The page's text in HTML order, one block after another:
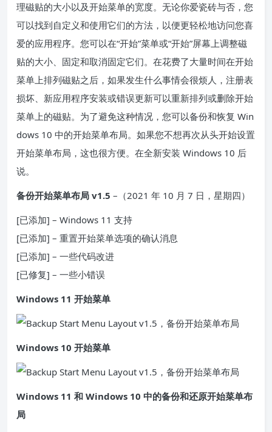
理磁贴的大小以及开始菜单的宽度。无论你爱瓷砖与否，您
可以找到自定义和使用它们的方法，以便更轻松地访问您喜
爱的应用程序。您可以在“开始”菜单或“开始”屏幕上调整磁
贴的大小、固定和取消固定它们。在花费了大量时间在开始
菜单上排列磁贴之后，如果发生什么事情会很烦人，注册表
损坏、新应用程序安装或错误更新可以重新排列或删除开始
菜单上的磁贴。为了避免这种情况，您可以备份和恢复 Win
dows 10 中的开始菜单布局。如果您不想再次从头开始设置
开始菜单布局，这也很方便。在全新安装 Windows 10 后
说。
备份开始菜单布局 v1.5 –（2021 年 10 月 7 日，星期四）
[已添加] – Windows 11 支持
[已添加] – 重置开始菜单选项的确认消息
[已添加] – 一些代码改进
[已修复] – 一些小错误
Windows 11 开始菜单
Windows 10 开始菜单
Windows 11 和 Windows 10 中的备份和还原开始菜单布
局